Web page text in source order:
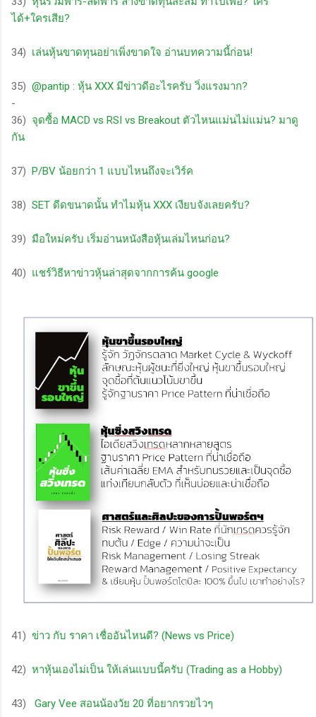
ได้+ใครเสีย?
34) เล่นหุ้นขาดทุนอย่าเพิ่งขาดใจ อ่านบทความนี้ก่อน!
35) @pantip : หุ้น XXX มีข่าวดีอะไรครับ วิ่งแรงมาก?
-
36) จุดซื้อ MACD vs RSI vs Breakout ตัวไหนแม่นไม่แม่น? มาดู
กัน
37) P/BV น้อยกว่า 1 แบบไหนถึงจะเวิร์ค
38) SET ดีดขนาดนั้น ทำไมหุ้น XXX เงียบจังเลยครับ?
39) มือใหม่ครับ เริ่มอ่านหนังสือหุ้นเล่มไหนก่อน?
40) แชร์วิธีหาข่าวหุ้นล่าสุดจากการค้น google
41) ข่าว กับ ราคา เชื่ออันไหนดี? (News vs Price)
42) หาหุ้นเองไม่เป็น ให้เล่นแบบนี้ครับ (Trading as a Hobby)
43) Gary Vee สอนน้องวัย 20 ที่อยากรวยไวๆ